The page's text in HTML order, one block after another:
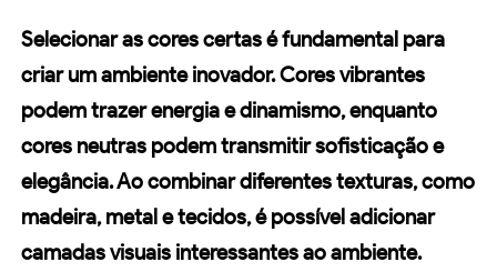
Selecionar as cores certas é fundamental para
criar um ambiente inovador. Cores vibrantes
podem trazer energia e dinamismo, enquanto
cores neutras podem transmitir sofisticação e
elegância. Ao combinar diferentes texturas, como
madeira, metal e tecidos, é possível adicionar
camadas visuais interessantes ao ambiente.